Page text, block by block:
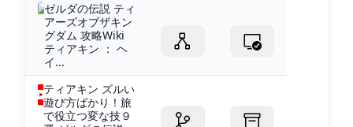
ゼルダの伝説 ティ
アーズオブザキン
グダム 攻略Wiki
ティアキン ： ヘ
イ...
ティアキン ズルい
遊び方ばかり！旅
で役立つ変な技９